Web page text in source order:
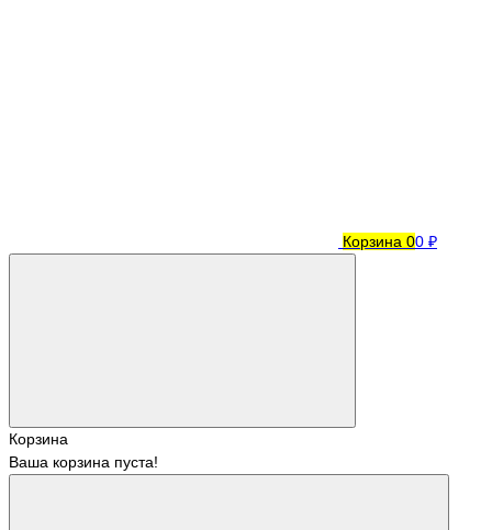
Корзина 00 ₽
Корзина
Ваша корзина пуста!